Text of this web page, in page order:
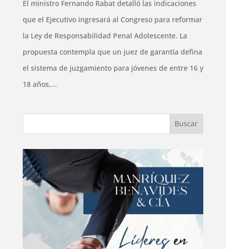
El ministro Fernando Rabat detalló las indicaciones
que el Ejecutivo ingresará al Congreso para reformar
la Ley de Responsabilidad Penal Adolescente. La
propuesta contempla que un juez de garantía defina
el sistema de juzgamiento para jóvenes de entre 16 y
18 años,...